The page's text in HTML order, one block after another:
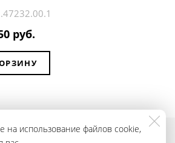
руб.
на использование файлов cookie,